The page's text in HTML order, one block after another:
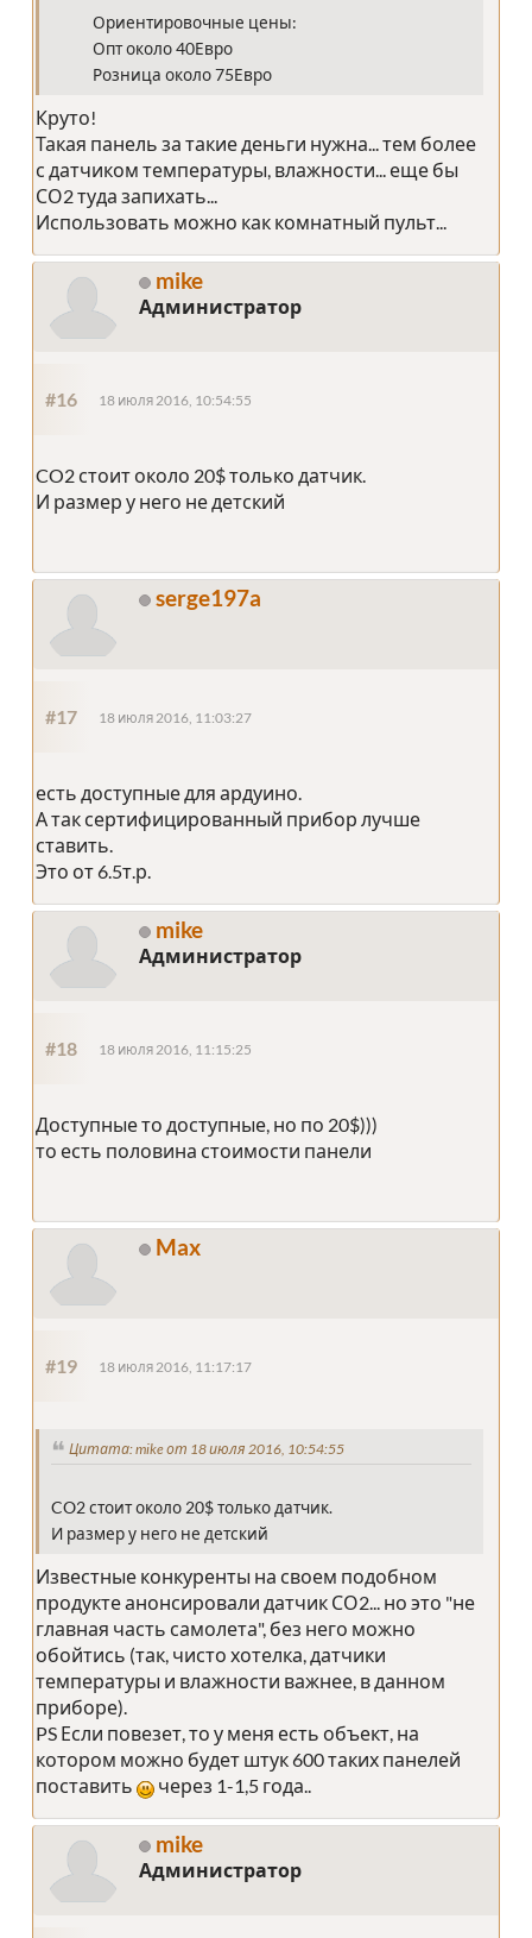
Ориентировочные цены:
Опт около 40Евро
Розница около 75Евро
Круто!
Такая панель за такие деньги нужна... тем более
с датчиком температуры, влажности... еще бы
СО2 туда запихать...
Использовать можно как комнатный пульт...
mike
Администратор
#16 18 июля 2016, 10:54:55
CO2 стоит около 20$ только датчик.
И размер у него не детский
serge197a
#17 18 июля 2016, 11:03:27
есть доступные для ардуино.
А так сертифицированный прибор лучше
ставить.
Это от 6.5т.р.
mike
Администратор
#18 18 июля 2016, 11:15:25
Доступные то доступные, но по 20$)))
то есть половина стоимости панели
Max
#19 18 июля 2016, 11:17:17
Цитата: mike от 18 июля 2016, 10:54:55
CO2 стоит около 20$ только датчик.
И размер у него не детский
Известные конкуренты на своем подобном
продукте анонсировали датчик СО2... но это "не
главная часть самолета", без него можно
обойтись (так, чисто хотелка, датчики
температуры и влажности важнее, в данном
приборе).
PS Если повезет, то у меня есть объект, на
котором можно будет штук 600 таких панелей
поставить
через 1-1,5 года..
mike
Администратор